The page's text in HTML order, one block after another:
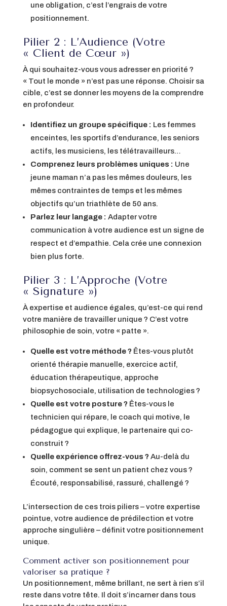
une obligation, c’est l’engrais de votre
positionnement.
Pilier 2 : L’Audience (Votre
« Client de Cœur »)
À qui souhaitez-vous vous adresser en priorité ?
« Tout le monde » n’est pas une réponse. Choisir sa
cible, c’est se donner les moyens de la comprendre
en profondeur.
Identifiez un groupe spécifique : Les femmes
enceintes, les sportifs d’endurance, les seniors
actifs, les musiciens, les télétravailleurs…
Comprenez leurs problèmes uniques : Une
jeune maman n’a pas les mêmes douleurs, les
mêmes contraintes de temps et les mêmes
objectifs qu’un triathlète de 50 ans.
Parlez leur langage : Adapter votre
communication à votre audience est un signe de
respect et d’empathie. Cela crée une connexion
bien plus forte.
Pilier 3 : L’Approche (Votre
« Signature »)
À expertise et audience égales, qu’est-ce qui rend
votre manière de travailler unique ? C’est votre
philosophie de soin, votre « patte ».
Quelle est votre méthode ? Êtes-vous plutôt
orienté thérapie manuelle, exercice actif,
éducation thérapeutique, approche
biopsychosociale, utilisation de technologies ?
Quelle est votre posture ? Êtes-vous le
technicien qui répare, le coach qui motive, le
pédagogue qui explique, le partenaire qui co-
construit ?
Quelle expérience offrez-vous ? Au-delà du
soin, comment se sent un patient chez vous ?
Écouté, responsabilisé, rassuré, challengé ?
L’intersection de ces trois piliers – votre expertise
pointue, votre audience de prédilection et votre
approche singulière – définit votre positionnement
unique.
Comment activer son positionnement pour
valoriser sa pratique ?
Un positionnement, même brillant, ne sert à rien s’il
reste dans votre tête. Il doit s’incarner dans tous